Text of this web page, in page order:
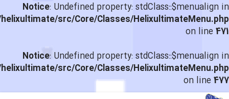
Notice: Undefined property: stdClass::$menualign in
src/Core/Classes/HelixultimateMenu.php
on line471
Notice: Undefined property: stdClass::$menualign in
src/Core/Classes/HelixultimateMenu.php
on line477